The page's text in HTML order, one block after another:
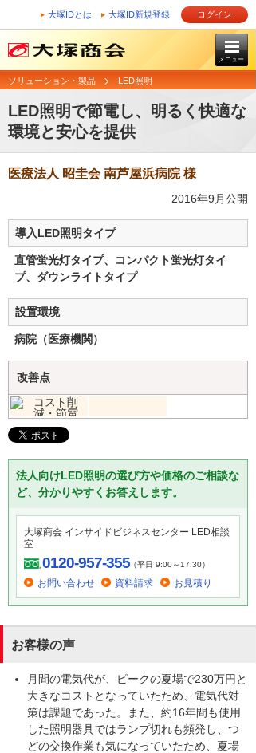
大塚IDとは 大塚ID新規登録 ログイン
メニュー
ソリューション・製品 LED照明
LED照明で節電し、明るく快適な
環境と安心を提供
医療法人 昭圭会 南芦屋浜病院 様
2016年9月公開
導入LED照明タイプ
直管蛍光灯タイプ、コンパクト蛍光灯タイ
プ、ダウンライトタイプ
設置環境
病院（医療機関）
改善点
法人向けLED照明の選び方や価格のご相談な
ど、分かりやすくお答えします。
大塚商会 インサイドビジネスセンター LED相談
室
0120-957-355（平日 9:00～17:30）
お問い合わせ 資料請求 お見積り
お客様の声
月間の電気代が、ピークの夏場で230万円と
大きなコストとなっていたため、電気代対
策は課題であった。また、約16年間も使用
した照明器具ではランプ切れも頻発し、つ
どの交換作業も気になっていたため、夏場